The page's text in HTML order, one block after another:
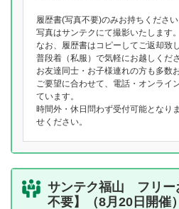
履歴書(写真不要)のみお持ちください
写真はサンテクにて撮影いたします。
なお、履歴書はコピーしてご返却致し
普段着（私服）で気軽にお越しくださ
お友達同士・お子様連れの方も多数
ご要望に合わせて、電話・オンライ
ています。
時間外・休日問わず受付可能となり
せください。
サンテク福山 フリー
不要】（8月20日開催）